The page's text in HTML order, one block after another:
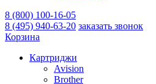
8 (800) 100-16-05
8 (495) 940-63-20 заказать звонок
Корзина
Картриджи
Avision
Brother